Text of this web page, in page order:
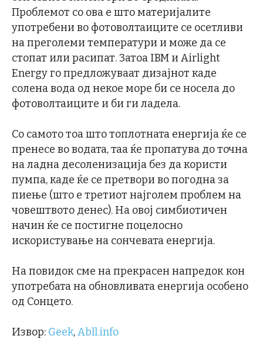
Проблемот со ова е што материјалите
употребени во фотоволтаиците се осетливи
на преголеми температури и може да се
стопат или расипат. Затоа IBM и Airlight
Energy го предложуваат дизајнот каде
солена вода од некое море би се носела до
фотоволтаиците и би ги ладела.
Со самото тоа што топлотната енергија ќе се
пренесе во водата, таа ќе пропатува до точна
на ладна десоленизација без да користи
пумпа, каде ќе се претвори во погодна за
пиење (што е третиот најголем проблем на
човештвото денес). На овој симбиотичен
начин ќе се постигне поцелосно
искористување на сончевата енергија.
На повидок сме на прекрасен напредок кон
употребата на обновливата енергија особено
од Сонцето.
Извор: Geek,Abll.info